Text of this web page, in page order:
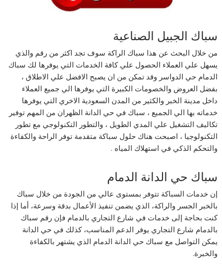
سباك الجبيل الصناعية
من خلال البحث عن هذا سباك الراكة سوف تجد اكثر من رقم والذي
يسهل علي العملاء الحصول علي كافة الخدمات التي يوفرها لك سباك
الدمام حي الدواسر وقد تمكن من ان يصبح الافضل علي الاطلاق ،
بفضل العروض والخصومات الكبيرة التي يوفرها الي جميع العملاء
داخل مدينة الخبر والكثير من المدن السعودية الاخري التي يوفرها
خدماته بها الي الجميع ، سباك في حي الدانة الظهران من المهم توفير
تكاليف التشغيل علي المدي الطويل ، والتطور التكنولوجي مع تطور
التكنولوجيا ، اصبحت هناك حلول سباكة متقدمة توفر الراحة والكفاءة
والتحكم الذكي في استهلاك المياه .
سباك حي الدانة الدمام
إن خدمات السباكة تتوفر بمستوى عالي من الجودة من خلال سباك
بالخبر الجسر والراكة، الذي يضمن تنفيذ الأعمال بدقة وسرعة، أما إذا
كنت بحاجة إلى خدمات في شارع التجاري بالدمام فإن رقم سباك
بالدمام شارع التجاري يوفر الدعم المناسب، كذلك في حي الدانة
يمكن التواصل مع سباك حي الدانة الدمام الذي يشتهر بالكفاءة
والخبرة.